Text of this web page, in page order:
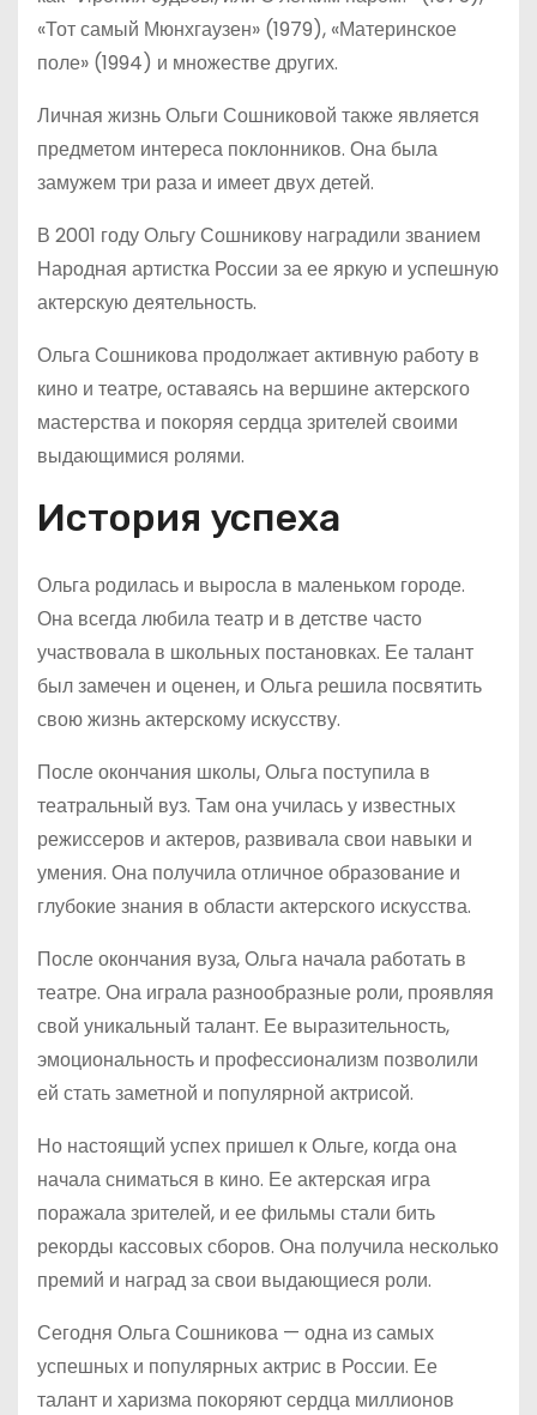
«Тот самый Мюнхгаузен» (1979), «Материнское
поле» (1994) и множестве других.
Личная жизнь Ольги Сошниковой также является
предметом интереса поклонников. Она была
замужем три раза и имеет двух детей.
В 2001 году Ольгу Сошникову наградили званием
Народная артистка России за ее яркую и успешную
актерскую деятельность.
Ольга Сошникова продолжает активную работу в
кино и театре, оставаясь на вершине актерского
мастерства и покоряя сердца зрителей своими
выдающимися ролями.
История успеха
Ольга родилась и выросла в маленьком городе.
Она всегда любила театр и в детстве часто
участвовала в школьных постановках. Ее талант
был замечен и оценен, и Ольга решила посвятить
свою жизнь актерскому искусству.
После окончания школы, Ольга поступила в
театральный вуз. Там она училась у известных
режиссеров и актеров, развивала свои навыки и
умения. Она получила отличное образование и
глубокие знания в области актерского искусства.
После окончания вуза, Ольга начала работать в
театре. Она играла разнообразные роли, проявляя
свой уникальный талант. Ее выразительность,
эмоциональность и профессионализм позволили
ей стать заметной и популярной актрисой.
Но настоящий успех пришел к Ольге, когда она
начала сниматься в кино. Ее актерская игра
поражала зрителей, и ее фильмы стали бить
рекорды кассовых сборов. Она получила несколько
премий и наград за свои выдающиеся роли.
Сегодня Ольга Сошникова — одна из самых
успешных и популярных актрис в России. Ее
талант и харизма покоряют сердца миллионов